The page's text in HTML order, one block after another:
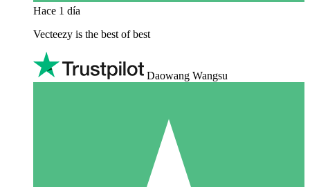
Hace 1 día
Vecteezy is the best of best
Daowang Wangsu